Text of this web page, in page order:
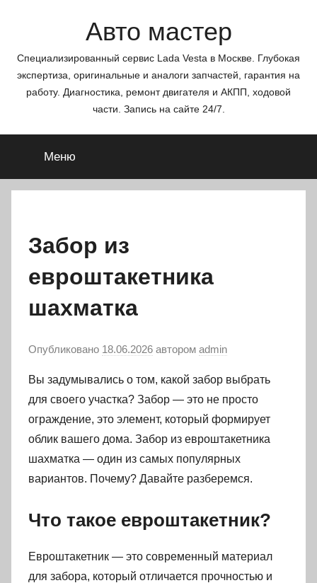
Авто мастер
Специализированный сервис Lada Vesta в Москве. Глубокая
экспертиза, оригинальные и аналоги запчастей, гарантия на
работу. Диагностика, ремонт двигателя и АКПП, ходовой
части. Запись на сайте 24/7.
Меню
Забор из
евроштакетника
шахматка
Опубликовано 18.06.2026 автором admin
Вы задумывались о том, какой забор выбрать
для своего участка? Забор — это не просто
ограждение, это элемент, который формирует
облик вашего дома. Забор из евроштакетника
шахматка — один из самых популярных
вариантов. Почему? Давайте разберемся.
Что такое евроштакетник?
Евроштакетник — это современный материал
для забора, который отличается прочностью и